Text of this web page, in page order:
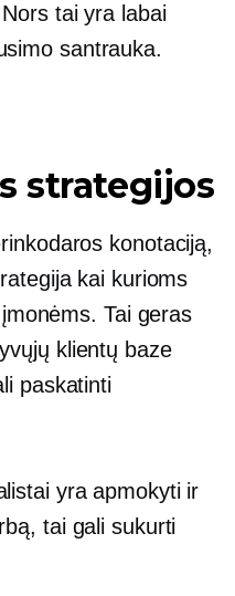
tai yra labai
santrauka.
strategijos
konotaciją,
kai kurioms
Tai geras
klientų baze
paskatinti
yra apmokyti ir
tai gali sukurti